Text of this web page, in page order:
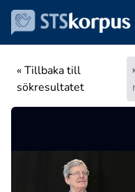
« Tillbaka till
sökresultatet